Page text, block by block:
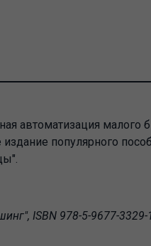
автоматизация
издание популярного
ISBN 978-5-9677-